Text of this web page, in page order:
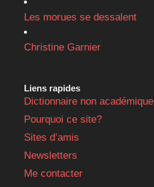
Les morues se dessalent
Christine Garnier
Liens rapides
Dictionnaire non académique
Pourquoi ce site?
Sites d’amis
Newsletters
Me contacter